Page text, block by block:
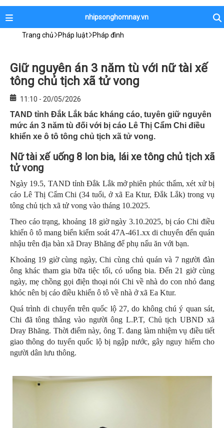
nhipsonghomnay.vn
Trang chủ Pháp luật Pháp đình
Giữ nguyên án 3 năm tù với nữ tài xế
tông chủ tịch xã tử vong
11:10 - 20/05/2026
TAND tỉnh Đắk Lắk bác kháng cáo, tuyên giữ nguyên
mức án 3 năm tù đối với bị cáo Lê Thị Cẩm Chi điều
khiển xe ô tô tông chủ tịch xã tử vong.
Nữ tài xế uống 8 lon bia, lái xe tông chủ tịch xã
tử vong
Ngày 19.5, TAND tỉnh Đắk Lắk mở phiên phúc thẩm, xét xử bị
cáo Lê Thị Cẩm Chi (34 tuổi, ở xã Ea Ktur, Đắk Lắk) trong vụ
tông chủ tịch xã tử vong vào tháng 10.2025.
Theo cáo trạng, khoảng 18 giờ ngày 3.10.2025, bị cáo Chi điều
khiển ô tô mang biển kiểm soát 47A-461.xx di chuyển đến quán
nhậu trên địa bàn xã Dray Bhăng để phụ nấu ăn với bạn.
Khoảng 19 giờ cùng ngày, Chi cùng chủ quán và 7 người đàn
ông khác tham gia bữa tiệc tối, có uống bia. Đến 21 giờ cùng
ngày, mẹ chồng gọi điện thoại nói Chi về nhà do con nhỏ đang
khóc nên bị cáo điều khiển ô tô về nhà ở xã Ea Ktur.
Quá trình di chuyển trên quốc lộ 27, do không chú ý quan sát,
Chi đã tông thẳng vào người ông L.P.T, Chủ tịch UBND xã
Dray Bhăng. Thời điểm này, ông T. đang làm nhiệm vụ điều tiết
giao thông do tuyến quốc lộ bị ngập nước, gây nguy hiểm cho
người dân lưu thông.